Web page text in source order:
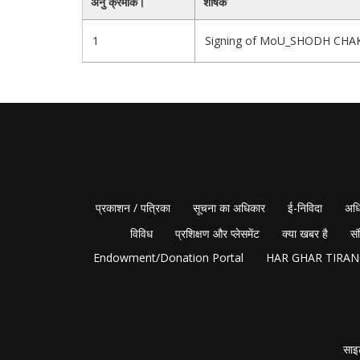
1 Signing of MoU_SHODH
प्रकाशन / पत्रिका सूचना का अधिकार ई-निविदा
विविध
प्रशिक्षण और प्लेसमेंट क्या खबर है
Endowment/Donation Portal
HAR GHAR